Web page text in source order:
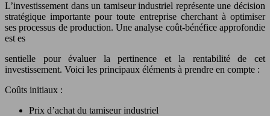
L’investissement dans un tamiseur industriel représente une décision
stratégique importante pour toute entreprise cherchant à optimiser
ses processus de production. Une analyse coût-bénéfice approfondie
est es
sentielle pour évaluer la pertinence et la rentabilité de cet
investissement. Voici les principaux éléments à prendre en compte :
Coûts initiaux :
Prix d’achat du tamiseur industriel